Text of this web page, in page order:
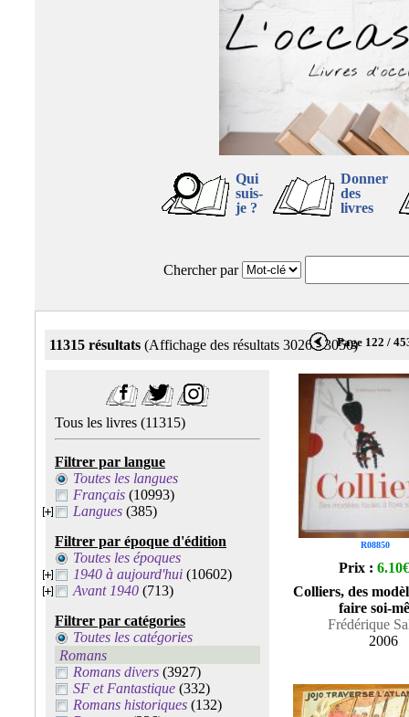
Qui
suis-
je ?
Donner
des
livres
Chercher par
11315 résultats (Affichage des résultats 3026 - 3050)Page 122 /
Tous les livres (11315)
Filtrer par langue
Toutes les langues
Français (10993)
Langues (385)
Filtrer par époque d'édition
Toutes les époques
1940 à aujourd'hui (10602)
Avant 1940 (713)
Filtrer par catégories
Toutes les catégories
Romans
Romans divers (3927)
SF et Fantastique (332)
Romans historiques (132)
R08850
Prix : 6.10€
Colliers, des
faire soi-
Frédérique
2006